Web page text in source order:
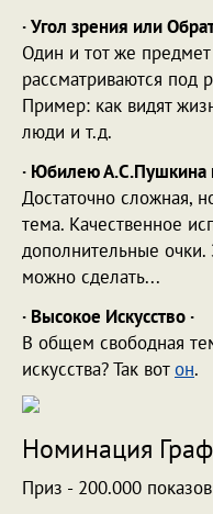
· Угол зрения или
Один и тот же
рассматриваются под
Пример: как видят
люди и т.д.
· Юбилею А.С.Пушкина
Достаточно сложная,
тема. Качественное
дополнительные
можно сделать...
· Высокое Искусство ·
В общем свободная
искусства? Так вотон.
Номинация
Приз - 200.000